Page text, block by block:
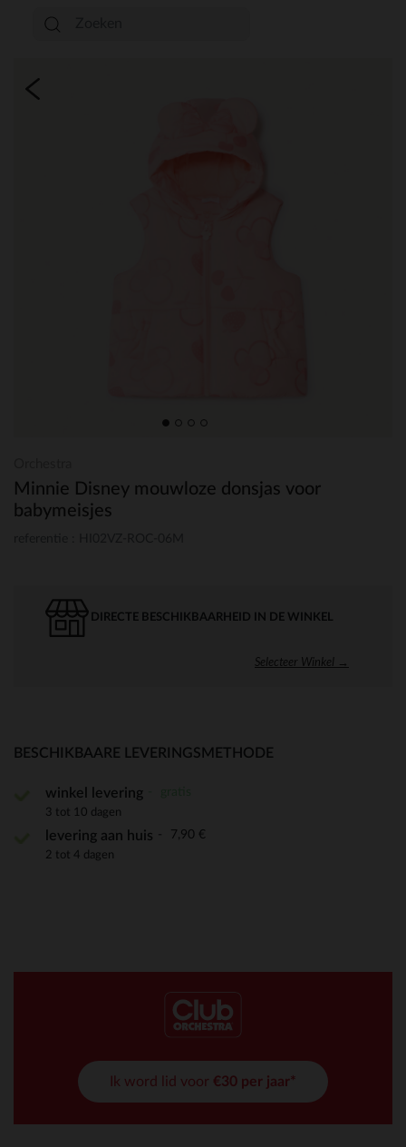
Minnie Disney mouwloze donsjas voor
babymeisjes
DIRECTE BESCHIKBAARHEID IN DE WINKEL
Selecteer Winkel →
BESCHIKBAARE LEVERINGSMETHODE
winkel levering
3 tot 10 dagen
levering aan huis 7,90 €
2 tot 4 dagen
Ik word lid voor €30 per jaar*